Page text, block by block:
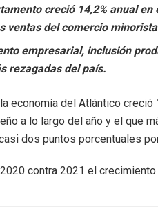
creció 14,2% anual
ventas del comercio
empresarial, inclusión
rezagadas del país.
economía del Atlántico
a lo largo del año y el que
dos puntos porcentuales
contra 2021 el